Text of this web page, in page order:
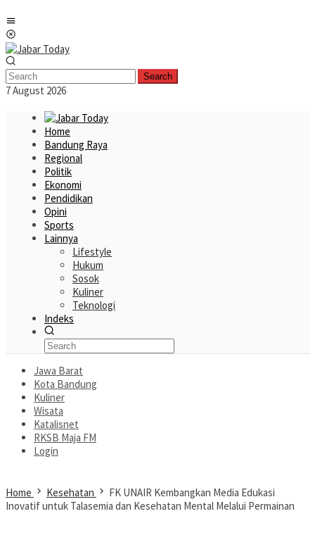
to
content
Search
7 August 2026
Home
Bandung Raya
Regional
Politik
Ekonomi
Pendidikan
Opini
Sports
Lainnya
Lifestyle
Hukum
Sosok
Kuliner
Teknologi
Indeks
Jawa Barat
Kota Bandung
Kuliner
Wisata
Katalisnet
RKSB Maja FM
Login
Home Kesehatan
FK UNAIR Kembangkan Media Edukasi
Inovatif untuk Talasemia dan Kesehatan Mental Melalui Permainan